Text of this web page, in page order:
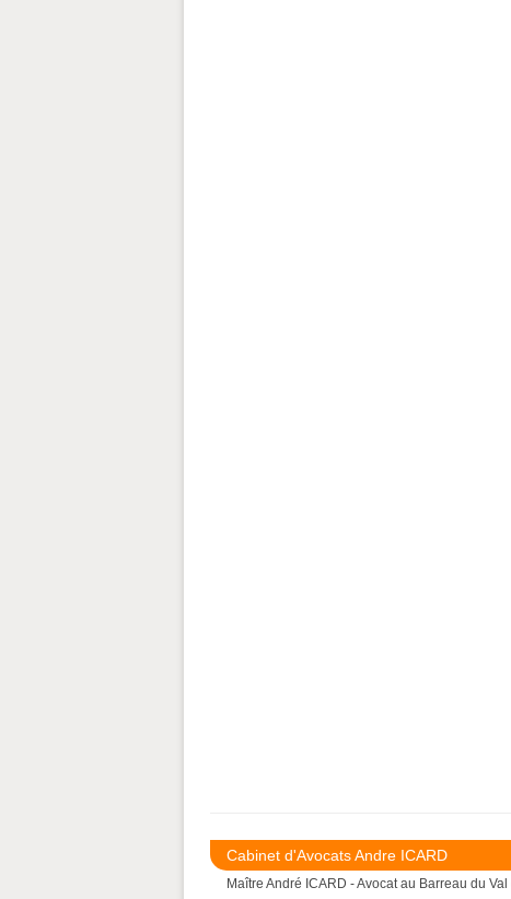
Cabinet d'Avocats Andre ICARD
Maître André ICARD - Avocat au Barreau du